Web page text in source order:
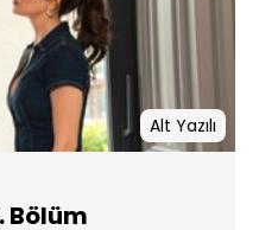
Alt Yazılı
Bölüm